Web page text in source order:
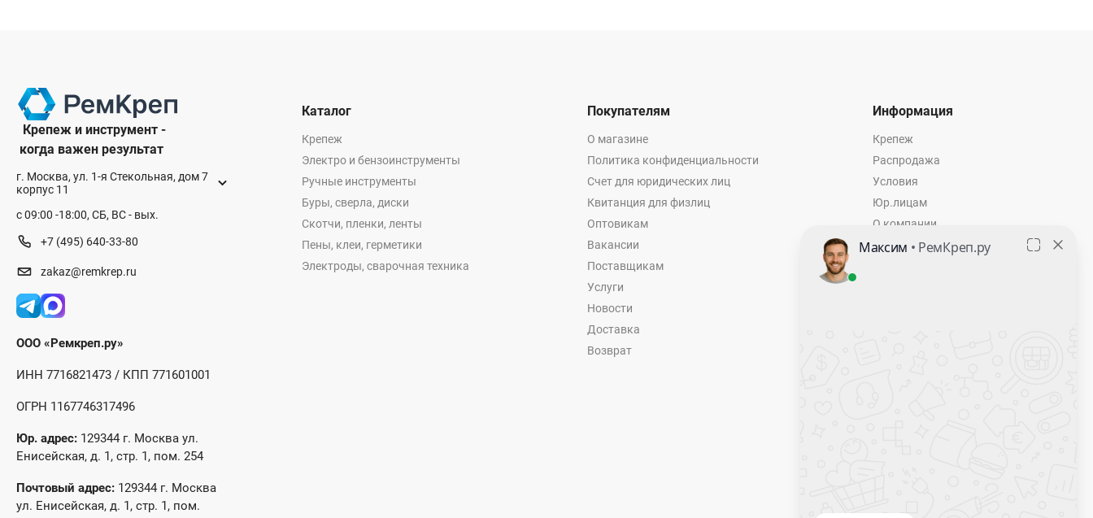
Крепеж и инструмент -
когда важен результат
г. Москва, ул. 1-я Стекольная, дом 7
корпус 11
с 09:00 -18:00, СБ, ВС - вых.
+7 (495) 640-33-80
zakaz@remkrep.ru
ООО «Ремкреп.ру»
ИНН 7716821473 / КПП 771601001
ОГРН 1167746317496
Юр. адрес: 129344 г. Москва ул.
Енисейская, д. 1, стр. 1, пом. 254
Почтовый адрес: 129344 г. Москва
ул. Енисейская, д. 1, стр. 1, пом.
Каталог
Крепеж
Электро и бензоинструменты
Ручные инструменты
Буры, сверла, диски
Скотчи, пленки, ленты
Пены, клеи, герметики
Электроды, сварочная техника
Покупателям
О магазине
Политика конфиденциальности
Счет для юридических лиц
Квитанция для физлиц
Оптовикам
Вакансии
Поставщикам
Услуги
Новости
Доставка
Возврат
Информация
Крепеж
Распродажа
Условия
Юр.лицам
О компании
Контакты